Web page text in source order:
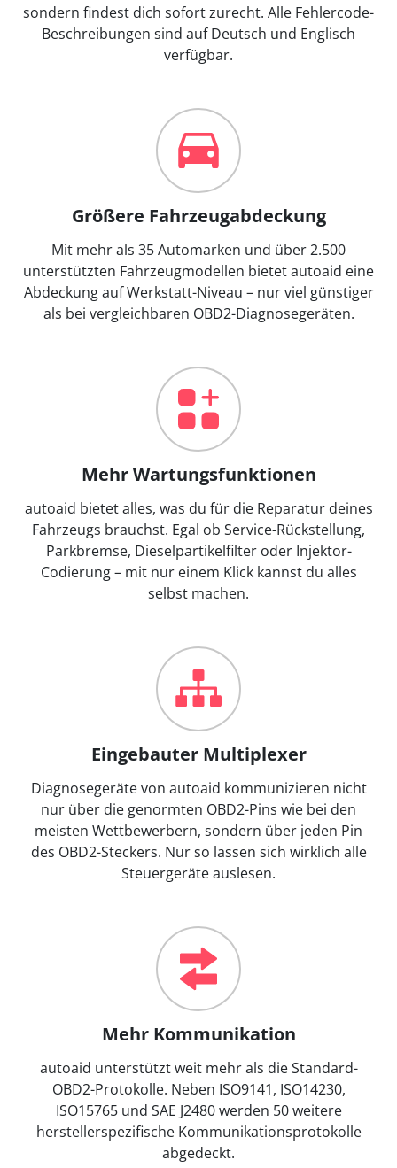
sondern findest dich sofort zurecht. Alle Fehlercode-
Beschreibungen sind auf Deutsch und Englisch
verfügbar.
Größere Fahrzeugabdeckung
Mit mehr als 35 Automarken und über 2.500
unterstützten Fahrzeugmodellen bietet autoaid eine
Abdeckung auf Werkstatt-Niveau – nur viel günstiger
als bei vergleichbaren OBD2-Diagnosegeräten.
Mehr Wartungsfunktionen
autoaid bietet alles, was du für die Reparatur deines
Fahrzeugs brauchst. Egal ob Service-Rückstellung,
Parkbremse, Dieselpartikelfilter oder Injektor-
Codierung – mit nur einem Klick kannst du alles
selbst machen.
Eingebauter Multiplexer
Diagnosegeräte von autoaid kommunizieren nicht
nur über die genormten OBD2-Pins wie bei den
meisten Wettbewerbern, sondern über jeden Pin
des OBD2-Steckers. Nur so lassen sich wirklich alle
Steuergeräte auslesen.
Mehr Kommunikation
autoaid unterstützt weit mehr als die Standard-
OBD2-Protokolle. Neben ISO9141, ISO14230,
ISO15765 und SAE J2480 werden 50 weitere
herstellerspezifische Kommunikationsprotokolle
abgedeckt.